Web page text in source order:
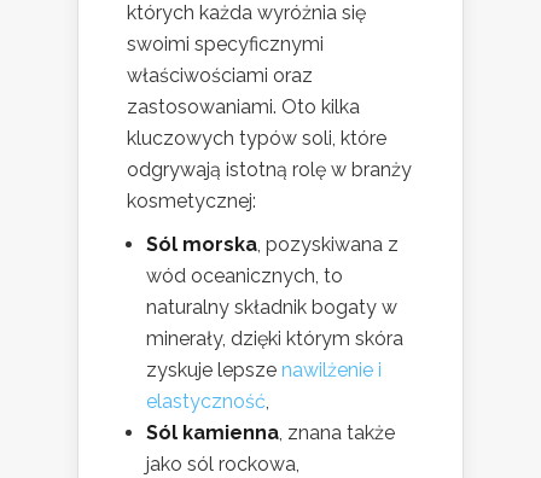
których każda wyróżnia się
swoimi specyficznymi
właściwościami oraz
zastosowaniami. Oto kilka
kluczowych typów soli, które
odgrywają istotną rolę w branży
kosmetycznej:
Sól morska, pozyskiwana z
wód oceanicznych, to
naturalny składnik bogaty w
minerały, dzięki którym skóra
zyskuje lepsze nawilżenie i
elastyczność,
Sól kamienna, znana także
jako sól rockowa,